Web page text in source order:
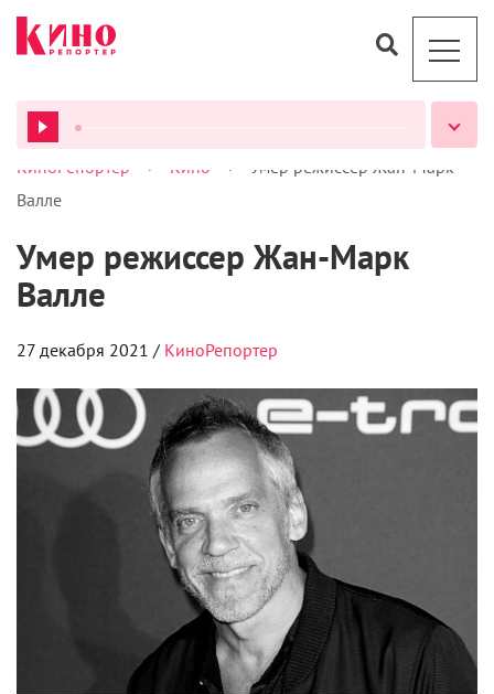
ВСЕ ПОДКАСТЫ
КиноРепортер > Кино >
Умер режиссер Жан-Марк
Валле
Умер режиссер Жан-Марк
Валле
27 декабря 2021 / КиноРепортер